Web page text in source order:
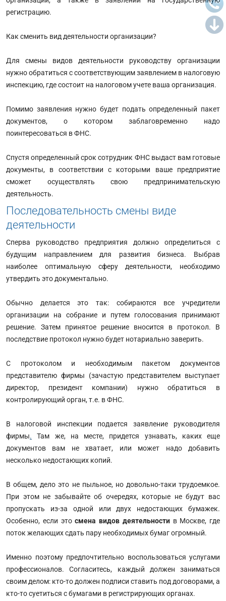
регистрацию.
Как сменить вид деятельности организации?
Для смены видов деятельности руководству организации
нужно обратиться с соответствующим заявлением в налоговую
инспекцию, где состоит на налоговом учете ваша организация.
Помимо заявления нужно будет подать определенный пакет
документов, о котором заблаговременно надо
поинтересоваться в ФНС.
Спустя определенный срок сотрудник ФНС выдаст вам готовые
документы, в соответствии с которыми ваше предприятие
сможет осуществлять свою предпринимательскую
деятельность.
Последовательность смены виде
деятельности
Сперва руководство предприятия должно определиться с
будущим направлением для развития бизнеса. Выбрав
наиболее оптимальную сферу деятельности, необходимо
утвердить это документально.
Обычно делается это так: собираются все учредители
организации на собрание и путем голосования принимают
решение. Затем принятое решение вносится в протокол. В
последствие протокол нужно будет нотариально заверить.
С протоколом и необходимым пакетом документов
представителю фирмы (зачастую представителем выступает
директор, президент компании) нужно обратиться в
контролирующий орган, т.е. в ФНС.
В налоговой инспекции подается заявление руководителя
фирмы. Там же, на месте, придется узнавать, каких еще
документов вам не хватает, или может надо добавить
несколько недостающих копий.
В общем, дело это не пыльное, но довольно-таки трудоемкое.
При этом не забывайте об очередях, которые не будут вас
пропускать из-за одной или двух недостающих бумажек.
Особенно, если этосмена видов деятельностив Москве, где
поток желающих сдать пару необходимых бумаг огромный.
Именно поэтому предпочтительно воспользоваться услугами
профессионалов. Согласитесь, каждый должен заниматься
своим делом: кто-то должен подписи ставить под договорами, а
кто-то суетиться с бумагами в регистрирующих органах.